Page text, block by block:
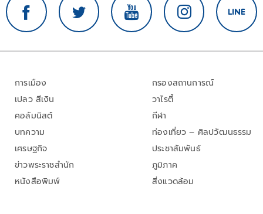
การเมือง
เปลว สีเงิน
คอลัมนิสต์
บทความ
เศรษฐกิจ
ข่าวพระราชสำนัก
หนังสือพิมพ์
กรองสถานการณ์
วาไรตี้
กีฬา
ท่องเที่ยว – ศิลปวัฒนธรรม
ประชาสัมพันธ์
ภูมิภาค
สิ่งแวดล้อม